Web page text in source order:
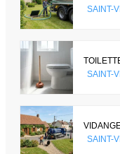
SAINT-
SAINT-
SAINT-